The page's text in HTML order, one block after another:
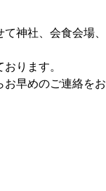
神社、会食会場、
ります。
お早めのご連絡をお